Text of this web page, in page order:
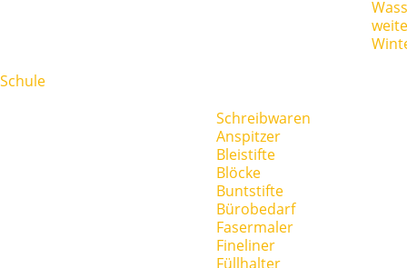
Schule
Schreibwaren
Anspitzer
Bleistifte
Blöcke
Buntstifte
Bürobedarf
Fasermaler
Fineliner
Füllhalter